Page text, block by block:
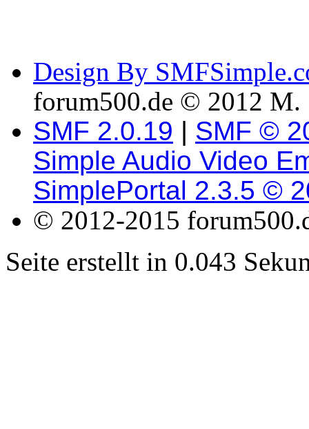
Design By
forum500.de © 2012 M.
SMF 2.0.19 | SMF ©
Simple Audio Video
SimplePortal 2.3.5 ©
© 2012-2015
Seite erstellt in 0.043